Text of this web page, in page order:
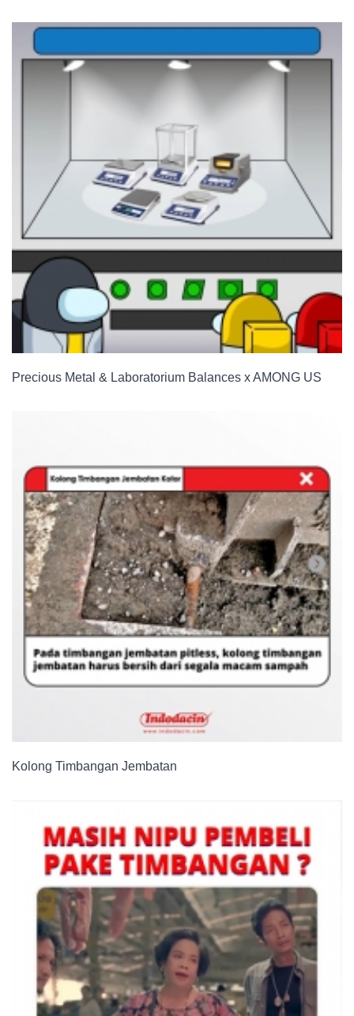
Precious Metal & Laboratorium Balances x AMONG US
Kolong Timbangan Jembatan